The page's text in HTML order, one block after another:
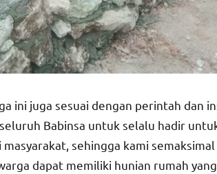
ini juga sesuai dengan perintah dan
Babinsa untuk selalu hadir
sehingga kami
dapat memiliki hunian rumah